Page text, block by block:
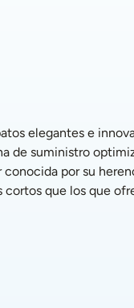
de suministro
por su
cortos que los que